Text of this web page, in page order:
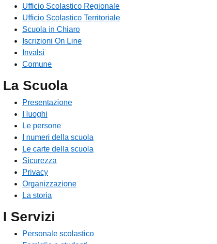
Ufficio Scolastico Regionale
Ufficio Scolastico Territoriale
Scuola in Chiaro
Iscrizioni On Line
Invalsi
Comune
La Scuola
Presentazione
I luoghi
Le persone
I numeri della scuola
Le carte della scuola
Sicurezza
Privacy
Organizzazione
La storia
I Servizi
Personale scolastico